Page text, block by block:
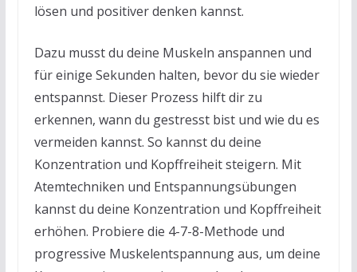
lösen und positiver denken kannst.
Dazu musst du deine Muskeln anspannen und
für einige Sekunden halten, bevor du sie wieder
entspannst. Dieser Prozess hilft dir zu
erkennen, wann du gestresst bist und wie du es
vermeiden kannst. So kannst du deine
Konzentration und Kopffreiheit steigern. Mit
Atemtechniken und Entspannungsübungen
kannst du deine Konzentration und Kopffreiheit
erhöhen. Probiere die 4-7-8-Methode und
progressive Muskelentspannung aus, um deine